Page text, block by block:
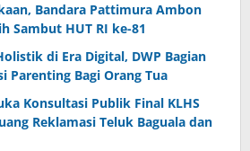
Bandara Pattimura Ambon
Sambut HUT RI ke-81
di Era Digital, DWP Bagian
Parenting Bagi Orang Tua
Konsultasi Publik Final KLHS
Reklamasi Teluk Baguala dan